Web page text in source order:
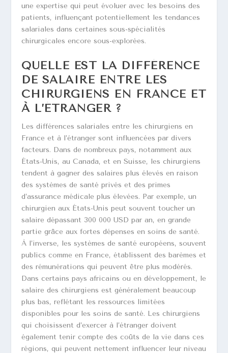
une expertise qui peut évoluer avec les besoins des
patients, influençant potentiellement les tendances
salariales dans certaines sous-spécialités
chirurgicales encore sous-explorées.
QUELLE EST LA DIFFÉRENCE
DE SALAIRE ENTRE LES
CHIRURGIENS EN FRANCE ET
À L’ÉTRANGER ?
Les différences salariales entre les chirurgiens en
France et à l’étranger sont influencées par divers
facteurs. Dans de nombreux pays, notamment aux
États-Unis, au Canada, et en Suisse, les chirurgiens
tendent à gagner des salaires plus élevés en raison
des systèmes de santé privés et des primes
d’assurance médicale plus élevées. Par exemple, un
chirurgien aux États-Unis peut souvent toucher un
salaire dépassant 300 000 USD par an, en grande
partie grâce aux fortes dépenses en soins de santé.
À l’inverse, les systèmes de santé européens, souvent
publics comme en France, établissent des barèmes et
des rémunérations qui peuvent être plus modérés.
Dans certains pays africains ou en développement, le
salaire des chirurgiens est généralement beaucoup
plus bas, reflétant les ressources limitées
disponibles pour les soins de santé. Les chirurgiens
qui choisissent d’exercer à l’étranger doivent
également tenir compte des coûts de la vie dans ces
régions, qui peuvent nettement influencer leur niveau